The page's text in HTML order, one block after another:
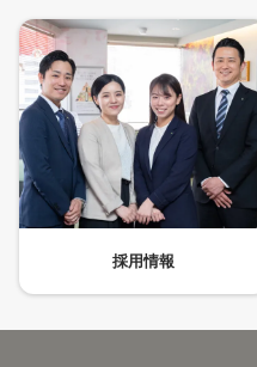
採用情報